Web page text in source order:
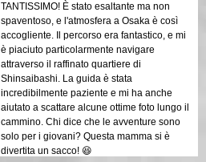
TANTISSIMO! È stato esaltante ma non
spaventoso, e l'atmosfera a Osaka è così
accogliente. Il percorso era fantastico, e mi
è piaciuto particolarmente navigare
attraverso il raffinato quartiere di
Shinsaibashi. La guida è stata
incredibilmente paziente e mi ha anche
aiutato a scattare alcune ottime foto lungo il
cammino. Chi dice che le avventure sono
solo per i giovani? Questa mamma si è
divertita un sacco! 😆